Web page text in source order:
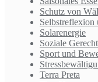
Schutz von
Selbstreflexion
Solarenergie
Soziale
Sport und
Terra Preta